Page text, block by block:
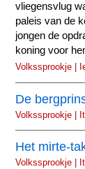
vliegensvlug
paleis van de
jongen de
koning voor
Volkssprookje |
De
Volkssprookje |
Het mirte-
Volkssprookje |